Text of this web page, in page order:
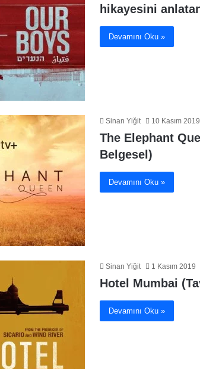
hikayesini
Devamını Oku »
Sinan Yiğit 10 Kasım 2019
The Elephant
Belgesel)
Devamını Oku »
Sinan Yiğit 1 Kasım 2019
Hotel Mumbai
Devamını Oku »